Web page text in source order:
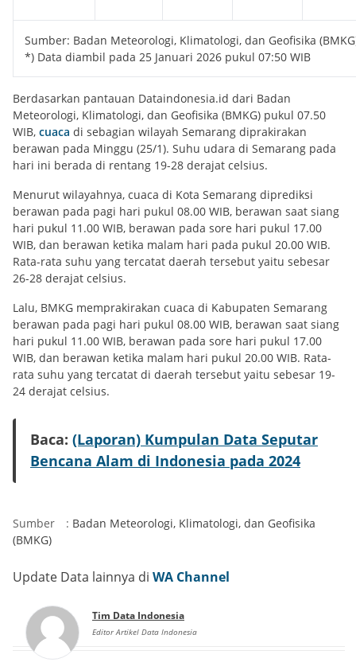
Sumber: Badan Meteorologi, Klimatologi, dan Geofisika
*) Data diambil pada 25 Januari 2026 pukul 07:50 WIB
Berdasarkan pantauan Dataindonesia.id dari Badan
Meteorologi, Klimatologi, dan Geofisika (BMKG) pukul 07.50
WIB, cuaca di sebagian wilayah Semarang diprakirakan
berawan pada Minggu (25/1). Suhu udara di Semarang pada
hari ini berada di rentang 19-28 derajat celsius.
Menurut wilayahnya, cuaca di Kota Semarang diprediksi
berawan pada pagi hari pukul 08.00 WIB, berawan saat siang
hari pukul 11.00 WIB, berawan pada sore hari pukul 17.00
WIB, dan berawan ketika malam hari pada pukul 20.00 WIB.
Rata-rata suhu yang tercatat daerah tersebut yaitu sebesar
26-28 derajat celsius.
Lalu, BMKG memprakirakan cuaca di Kabupaten Semarang
berawan pada pagi hari pukul 08.00 WIB, berawan saat siang
hari pukul 11.00 WIB, berawan pada sore hari pukul 17.00
WIB, dan berawan ketika malam hari pukul 20.00 WIB. Rata-
rata suhu yang tercatat di daerah tersebut yaitu sebesar 19-
24 derajat celsius.
Baca: (Laporan) Kumpulan Data Seputar
Bencana Alam di Indonesia pada 2024
Sumber : Badan Meteorologi, Klimatologi, dan Geofisika
(BMKG)
Update Data lainnya di WA Channel
Tim Data Indonesia
Editor Artikel Data Indonesia